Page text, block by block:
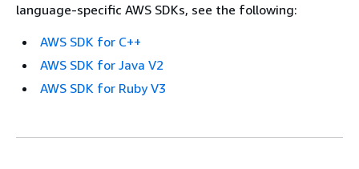
language-specific AWS SDKs, see the following:
AWS SDK for C++
AWS SDK for Java V2
AWS SDK for Ruby V3